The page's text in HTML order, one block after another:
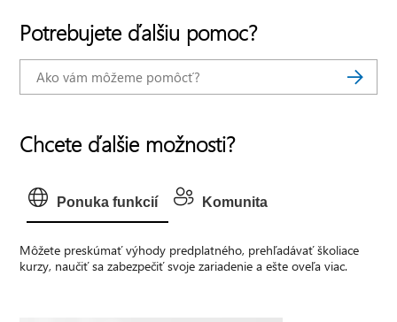
Potrebujete ďalšiu pomoc?
Chcete ďalšie možnosti?
Ponuka funkcií Komunita
Môžete preskúmať výhody predplatného, prehľadávať školiace
kurzy, naučiť sa zabezpečiť svoje zariadenie a ešte oveľa viac.